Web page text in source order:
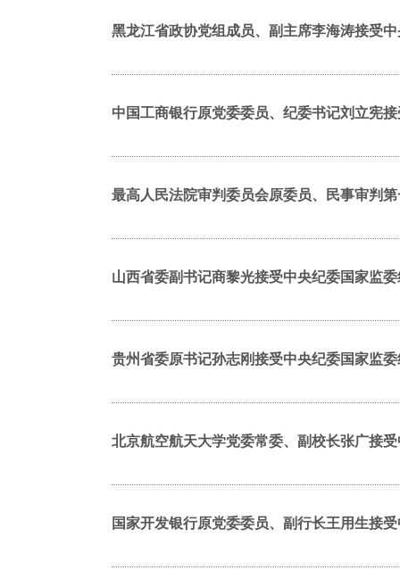
黑龙江省政协党组成员、副主席李海涛接受
中国工商银行原党委委员、纪委书记刘立宪
最高人民法院审判委员会原委员、民事审判
山西省委副书记商黎光接受中央纪委国家监
贵州省委原书记孙志刚接受中央纪委国家监
北京航空航天大学党委常委、副校长张广接
国家开发银行原党委委员、副行长王用生接